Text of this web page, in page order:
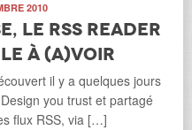
2010
le Rss Reader
à (a)voir
il y a quelques jours
you trust et partagé
flux RSS, via […]